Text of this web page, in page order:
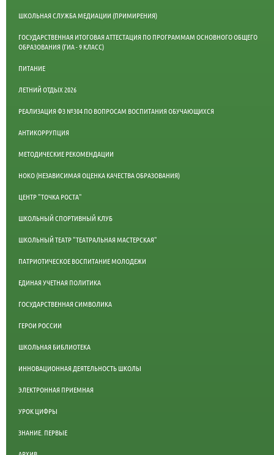
ШКОЛЬНАЯ СЛУЖБА МЕДИАЦИИ (ПРИМИРЕНИЯ)
ГОСУДАРСТВЕННАЯ ИТОГОВАЯ АТТЕСТАЦИЯ ПО ПРОГРАММАМ ОСНОВНОГО ОБЩЕГО
ОБРАЗОВАНИЯ (ГИА - 9 КЛАСС)
ПИТАНИЕ
ЛЕТНИЙ ОТДЫХ 2026
РЕАЛИЗАЦИЯ ФЗ №304 ПО ВОПРОСАМ ВОСПИТАНИЯ ОБУЧАЮЩИХСЯ
АНТИКОРРУПЦИЯ
МЕТОДИЧЕСКИЕ РЕКОМЕНДАЦИИ
НОКО (НЕЗАВИСИМАЯ ОЦЕНКА КАЧЕСТВА ОБРАЗОВАНИЯ)
ЦЕНТР "ТОЧКА РОСТА"
ШКОЛЬНЫЙ СПОРТИВНЫЙ КЛУБ
ШКОЛЬНЫЙ ТЕАТР "ТЕАТРАЛЬНАЯ МАСТЕРСКАЯ"
ПАТРИОТИЧЕСКОЕ ВОСПИТАНИЕ МОЛОДЕЖИ
ЕДИНАЯ УЧЕТНАЯ ПОЛИТИКА
ГОСУДАРСТВЕННАЯ СИМВОЛИКА
ГЕРОИ РОССИИ
ШКОЛЬНАЯ БИБЛИОТЕКА
ИННОВАЦИОННАЯ ДЕЯТЕЛЬНОСТЬ ШКОЛЫ
ЭЛЕКТРОННАЯ ПРИЕМНАЯ
УРОК ЦИФРЫ
ЗНАНИЕ. ПЕРВЫЕ